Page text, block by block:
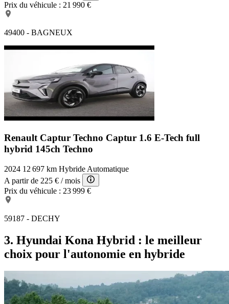
Prix du véhicule : 21 990 €
49400 - BAGNEUX
Renault Captur Techno Captur 1.6 E-Tech full
hybrid 145ch Techno
2024 12 697 km Hybride Automatique
A partir de 225 € / mois
Prix du véhicule : 23 999 €
59187 - DECHY
3. Hyundai Kona Hybrid : le meilleur
choix pour l'autonomie en hybride